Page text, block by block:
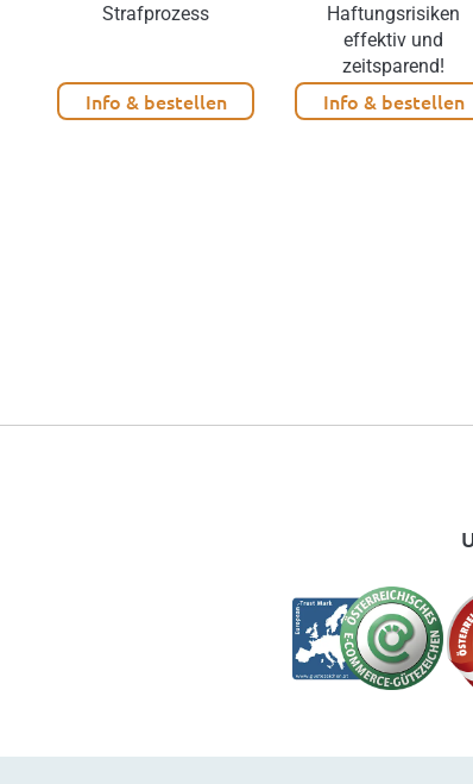
Strafprozess
Info & bestellen
Haftungsrisiken
effektiv und
zeitsparend!
Info & bestellen